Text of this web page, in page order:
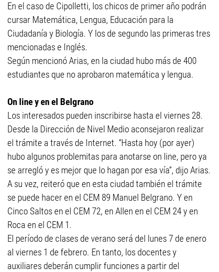
En el caso de Cipolletti, los chicos de primer año podrán
cursar Matemática, Lengua, Educación para la
Ciudadanía y Biología. Y los de segundo las primeras tres
mencionadas e Inglés.
Según mencionó Arias, en la ciudad hubo más de 400
estudiantes que no aprobaron matemática y lengua.
On line y en el Belgrano
Los interesados pueden inscribirse hasta el viernes 28.
Desde la Dirección de Nivel Medio aconsejaron realizar
el trámite a través de Internet. “Hasta hoy (por ayer)
hubo algunos problemitas para anotarse on line, pero ya
se arregló y es mejor que lo hagan por esa vía”, dijo Arias.
A su vez, reiteró que en esta ciudad también el trámite
se puede hacer en el CEM 89 Manuel Belgrano. Y en
Cinco Saltos en el CEM 72, en Allen en el CEM 24 y en
Roca en el CEM 1.
El período de clases de verano será del lunes 7 de enero
al viernes 1 de febrero. En tanto, los docentes y
auxiliares deberán cumplir funciones a partir del